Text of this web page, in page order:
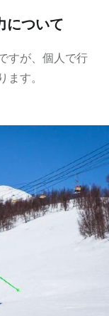
について
すが、個人で行
ます。